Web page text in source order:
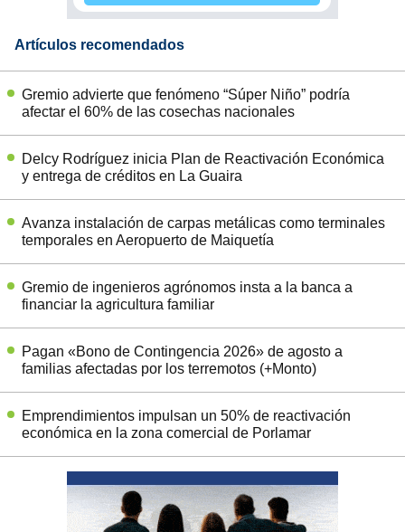
Artículos recomendados
Gremio advierte que fenómeno “Súper Niño” podría
afectar el 60% de las cosechas nacionales
Delcy Rodríguez inicia Plan de Reactivación Económica
y entrega de créditos en La Guaira
Avanza instalación de carpas metálicas como terminales
temporales en Aeropuerto de Maiquetía
Gremio de ingenieros agrónomos insta a la banca a
financiar la agricultura familiar
Pagan «Bono de Contingencia 2026» de agosto a
familias afectadas por los terremotos (+Monto)
Emprendimientos impulsan un 50% de reactivación
económica en la zona comercial de Porlamar